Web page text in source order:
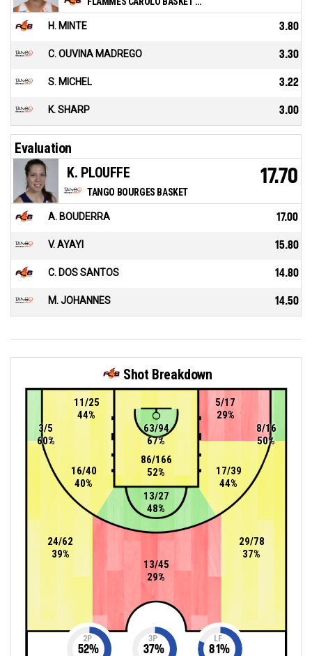
H. MINTE 3.80
C. OUVINA MADREGO 3.30
S. MICHEL 3.22
K. SHARP 3.00
Evaluation
TANGO BOURGES BASKET
K. PLOUFFE 17.70
A. BOUDERRA 17.00
V. AYAYI 15.80
C. DOS SANTOS 14.80
M. JOHANNES 14.50
Shot Breakdown
13/27
48%
16/40
40%
11/25
44%
17/39
44%
5/17
29%
86/166
52%
63/94
67%
13/45
29%
24/62
39%
3/5
60%
29/78
37%
8/16
50%
2P
52%
3P
37%
LF
81%